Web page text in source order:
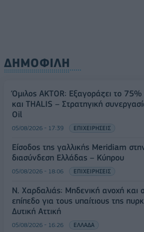
ΔΗΜΟΦΙΛΗ
Όμιλος AKTOR: Εξαγοράζει το
και THALIS – Στρατηγική
Oil
05/08/2026 - 17:39 ΕΠΙΧΕΙΡΗΣΕΙΣ
Είσοδος της γαλλικής Meridiam
διασύνδεση Ελλάδας – Κύπρου
05/08/2026 - 18:06 ΕΠΙΧΕΙΡΗΣΕΙΣ
Ν. Χαρδαλιάς: Μηδενική ανοχή και
επίπεδο για τους υπαίτιους της
Δυτική Αττική
05/08/2026 - 16:26 ΕΛΛΑΔΑ